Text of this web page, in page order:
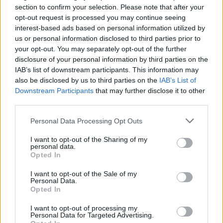
section to confirm your selection. Please note that after your
opt-out request is processed you may continue seeing
interest-based ads based on personal information utilized by
us or personal information disclosed to third parties prior to
your opt-out. You may separately opt-out of the further
disclosure of your personal information by third parties on the
IAB’s list of downstream participants. This information may
also be disclosed by us to third parties on the IAB’s List of
Downstream Participants that may further disclose it to other
Personal Data Processing Opt Outs
I want to opt-out of the Sharing of my
personal data.
Opted In
I want to opt-out of the Sale of my
Personal Data.
Opted In
I want to opt-out of processing my
Personal Data for Targeted Advertising.
„Príbeh Na úteku nie je o klasickom milostnom
trojuholníku, ale viac sa zameriavam na vnútorné
prežívanie postáv a na to, ako sa dokážu vyrovnať
s neželanou príťažlivosťou, ktorú k sebe cítia,“ tvrdí
o vyrovnávaní sa so stratou a o tom, že tie najťažšie
zápasy sa často odohrávajú v našom vnútri.
Michala Ries pochádza z Bánoviec nad Bebravou a
spolu s manželom a synom žije v malej dedinke pod
Čachtickým hradom. Vyštudovala sociálnu prácu, no
oblasti.